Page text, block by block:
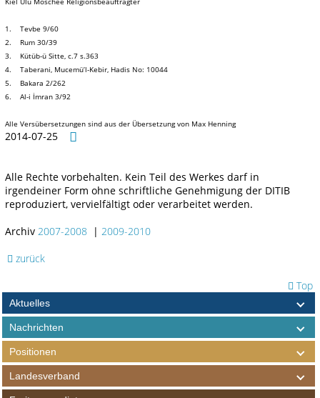
1. Tevbe 9/60
2. Rum 30/39
3. Kütüb-ü Sitte, c.7 s.363
4. Taberani, Mucemü’l-Kebir, Hadis No: 10044
5. Bakara 2/262
6. Al-i İmran 3/92
Alle Versübersetzungen sind aus der Übersetzung von Max Henning
2014-07-25
Alle Rechte vorbehalten. Kein Teil des Werkes darf in
irgendeiner Form ohne schriftliche Genehmigung der DITIB
reproduziert, vervielfältigt oder verarbeitet werden.
Archiv 2007-2008 | 2009-2010
zurück
Top
Aktuelles
Nachrichten
Positionen
Landesverband